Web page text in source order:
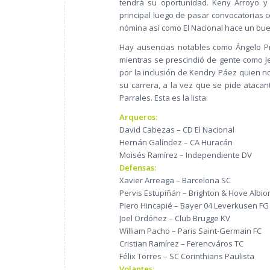
tendrá su oportunidad. Keny Arroyo
principal luego de pasar convocatorias
nómina así como El Nacional hace un
Hay ausencias notables como Ángelo
mientras se prescindió de gente como
por la inclusión de Kendry Páez quien
su carrera, a la vez que se pide
Parrales. Esta es la lista:
Arqueros:
David Cabezas – CD El Nacional
Hernán Galíndez – CA Huracán
Moisés Ramírez – Independiente DV
Defensas:
Xavier Arreaga – Barcelona SC
Pervis Estupiñán – Brighton & Hove
Piero Hincapié – Bayer 04 Leverkusen FG
Joel Ordóñez – Club Brugge KV
William Pacho – Paris Saint-Germain FC
Cristian Ramírez – Ferencváros TC
Félix Torres – SC Corinthians Paulista